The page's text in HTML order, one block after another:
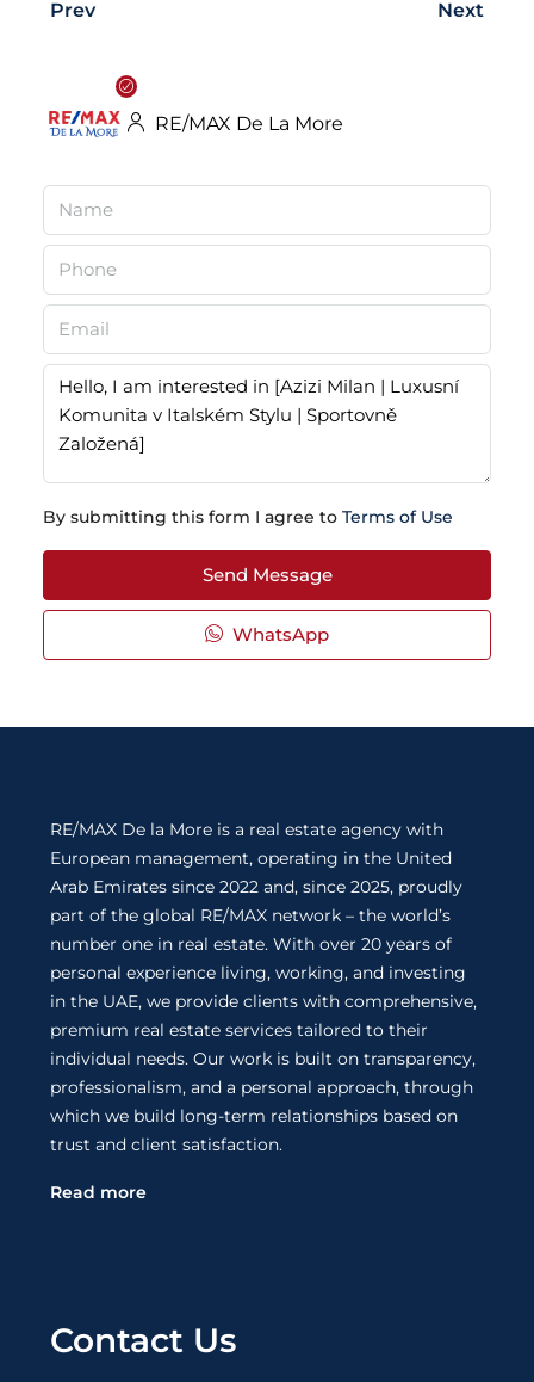
Prev Next
RE/MAX De La More
By submitting this form I agree to Terms of Use
Send Message
WhatsApp
RE/MAX De la More is a real estate agency with
European management, operating in the United
Arab Emirates since 2022 and, since 2025, proudly
part of the global RE/MAX network – the world’s
number one in real estate. With over 20 years of
personal experience living, working, and investing
in the UAE, we provide clients with comprehensive,
premium real estate services tailored to their
individual needs. Our work is built on transparency,
professionalism, and a personal approach, through
which we build long-term relationships based on
trust and client satisfaction.
Read more
Contact Us